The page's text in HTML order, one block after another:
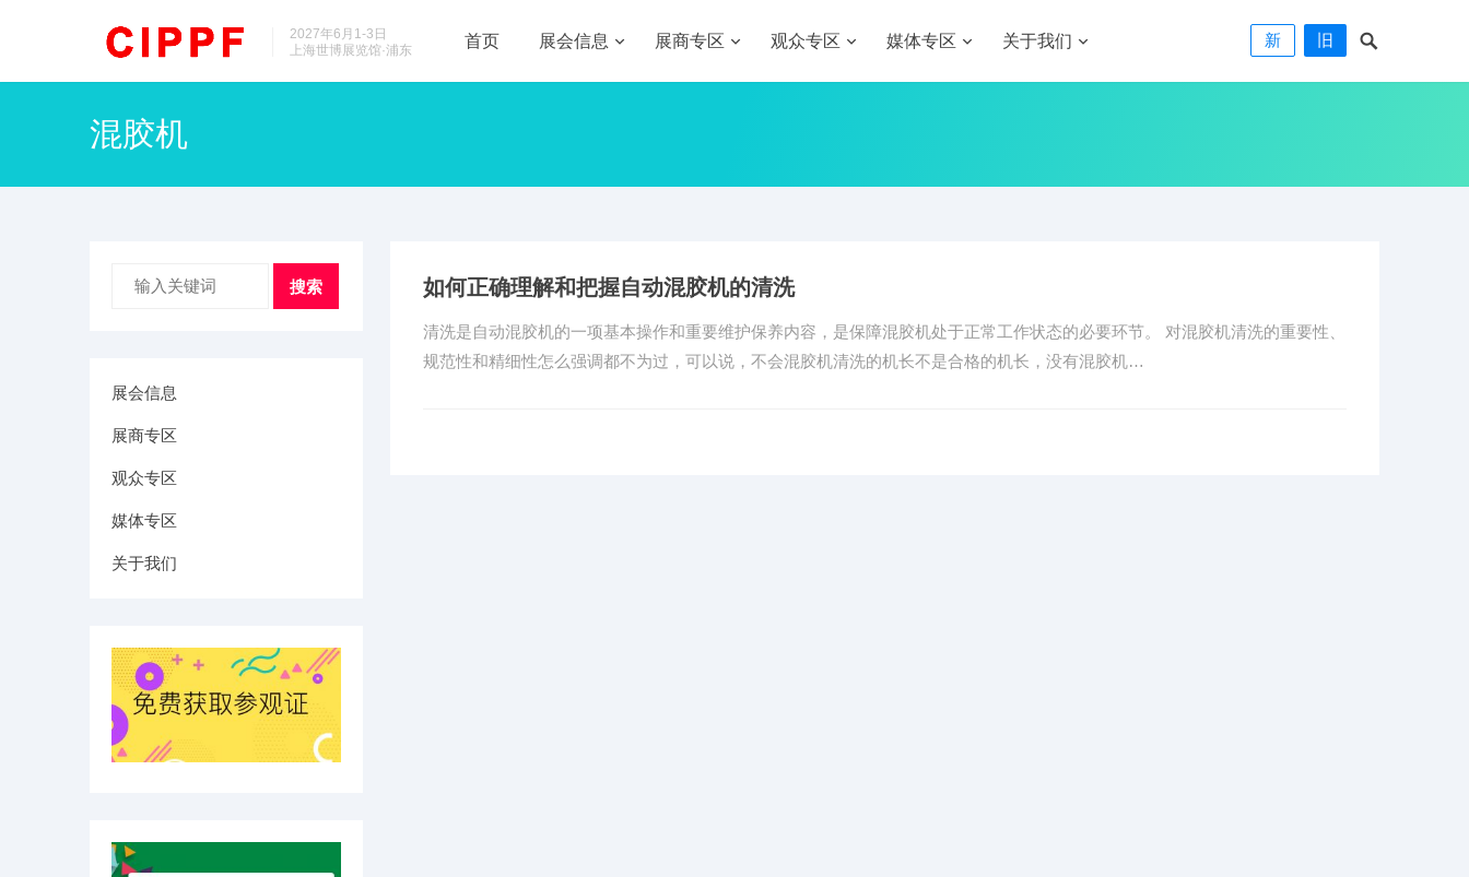
2027年6月1-3日
上海世博展览馆·浦东
首页 展会信息 展商专区 观众专区 媒体专区 关于我们 新 旧
混胶机
如何正确理解和把握自动混胶机的清洗
清洗是自动混胶机的一项基本操作和重要维护保养内容，是保障混胶机处于正常工作状态的必要环节。 对混胶机清洗的重要性、
规范性和精细性怎么强调都不为过，可以说，不会混胶机清洗的机长不是合格的机长，没有混胶机…
搜索
展会信息
展商专区
观众专区
媒体专区
关于我们